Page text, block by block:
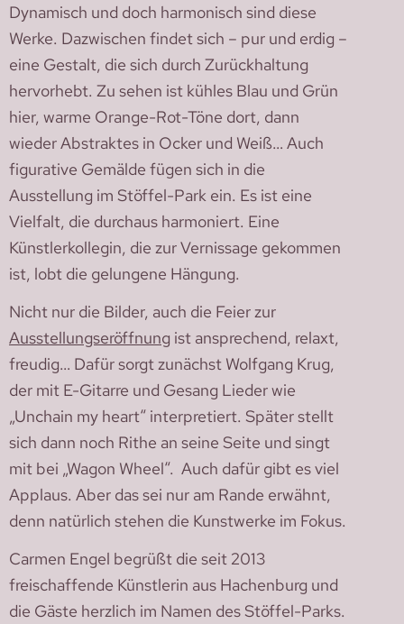
Dynamisch und doch harmonisch sind diese
Werke. Dazwischen findet sich – pur und erdig –
eine Gestalt, die sich durch Zurückhaltung
hervorhebt. Zu sehen ist kühles Blau und Grün
hier, warme Orange-Rot-Töne dort, dann
wieder Abstraktes in Ocker und Weiß… Auch
figurative Gemälde fügen sich in die
Ausstellung im Stöffel-Park ein. Es ist eine
Vielfalt, die durchaus harmoniert. Eine
Künstlerkollegin, die zur Vernissage gekommen
ist, lobt die gelungene Hängung.
Nicht nur die Bilder, auch die Feier zur
Ausstellungseröffnung ist ansprechend, relaxt,
freudig… Dafür sorgt zunächst Wolfgang Krug,
der mit E-Gitarre und Gesang Lieder wie
„Unchain my heart“ interpretiert. Später stellt
sich dann noch Rithe an seine Seite und singt
mit bei „Wagon Wheel“. Auch dafür gibt es viel
Applaus. Aber das sei nur am Rande erwähnt,
denn natürlich stehen die Kunstwerke im Fokus.
Carmen Engel begrüßt die seit 2013
freischaffende Künstlerin aus Hachenburg und
die Gäste herzlich im Namen des Stöffel-Parks.